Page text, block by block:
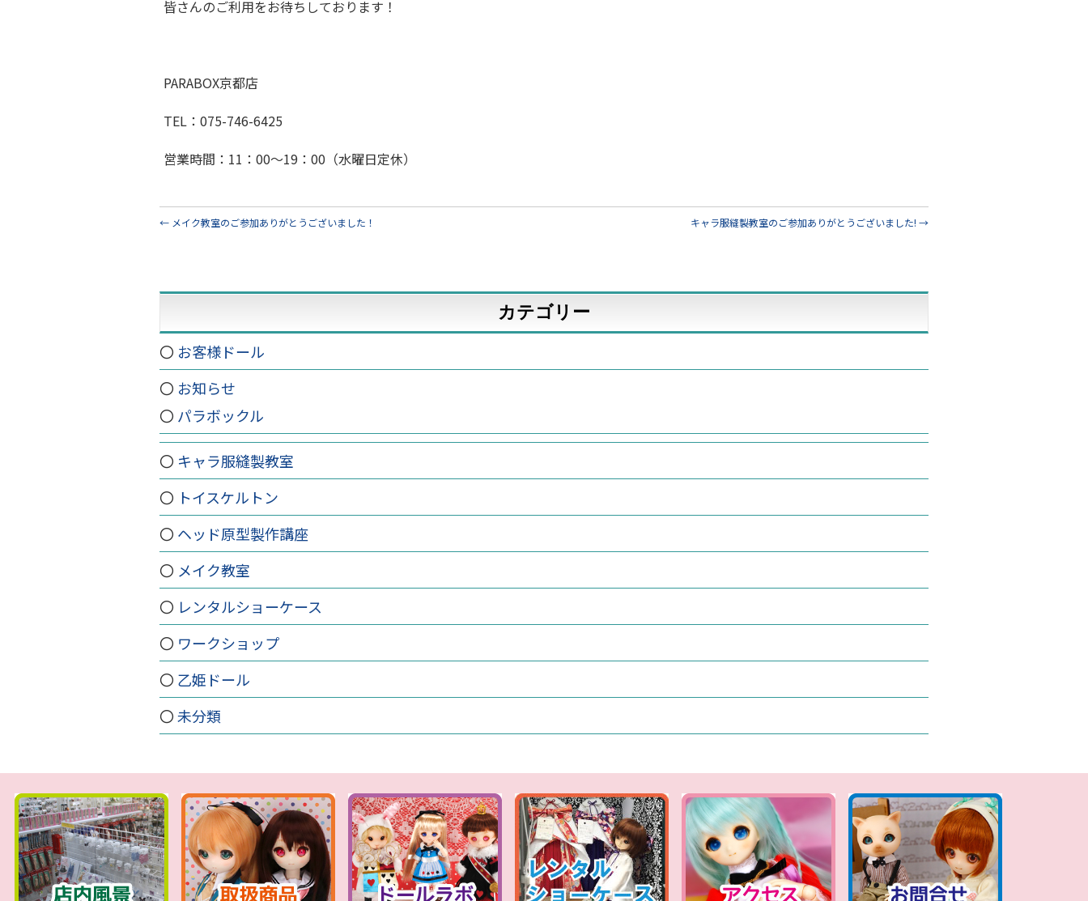
皆さんのご利用をお待ちしております！
PARABOX京都店
TEL：075-746-6425
営業時間：11：00～19：00（水曜日定休）
← メイク教室のご参加ありがとうございました！ キャラ服縫製教室のご参加ありがとうございました! →
カテゴリー
お客様ドール
お知らせ
パラボックル
キャラ服縫製教室
トイスケルトン
ヘッド原型製作講座
メイク教室
レンタルショーケース
ワークショップ
乙姫ドール
未分類